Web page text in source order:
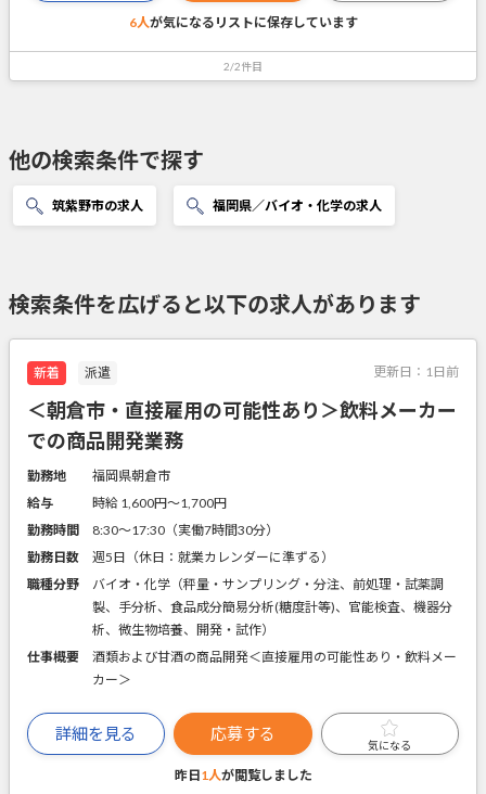
6人が気になるリストに保存しています
2/2件目
他の検索条件で探す
筑紫野市の求人 福岡県／バイオ・化学の求人
検索条件を広げると以下の求人があります
新着 派遣 更新日： 1日前
＜朝倉市・直接雇用の可能性あり＞飲料メーカー
での商品開発業務
勤務地
福岡県朝倉市
給与
時給 1,600円〜1,700円
勤務時間
8:30～17:30（実働7時間30分）
勤務日数
週5日（休日：就業カレンダーに準ずる）
職種分野
バイオ・化学（秤量・サンプリング・分注、前処理・試薬調
製、手分析、食品成分簡易分析(糖度計等)、官能検査、機器分
析、微生物培養、開発・試作）
仕事概要
酒類および甘酒の商品開発＜直接雇用の可能性あり・飲料メー
カー＞
詳細を見る 応募する
気になる
昨日1人が閲覧しました